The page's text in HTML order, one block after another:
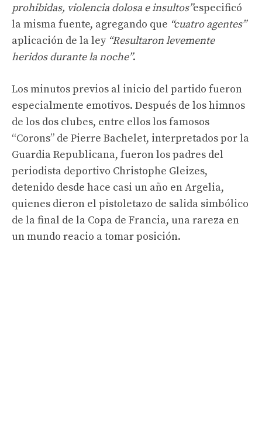
prohibidas, violencia dolosa e insultos”especificó
la misma fuente, agregando que “cuatro agentes”
aplicación de la ley “Resultaron levemente
heridos durante la noche”.
Los minutos previos al inicio del partido fueron
especialmente emotivos. Después de los himnos
de los dos clubes, entre ellos los famosos
“Corons” de Pierre Bachelet, interpretados por la
Guardia Republicana, fueron los padres del
periodista deportivo Christophe Gleizes,
detenido desde hace casi un año en Argelia,
quienes dieron el pistoletazo de salida simbólico
de la final de la Copa de Francia, una rareza en
un mundo reacio a tomar posición.